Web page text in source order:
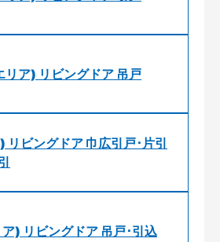
ア) リビングドア 吊戸
ビングドア 巾広引戸･片引
) リビングドア 吊戸･引込